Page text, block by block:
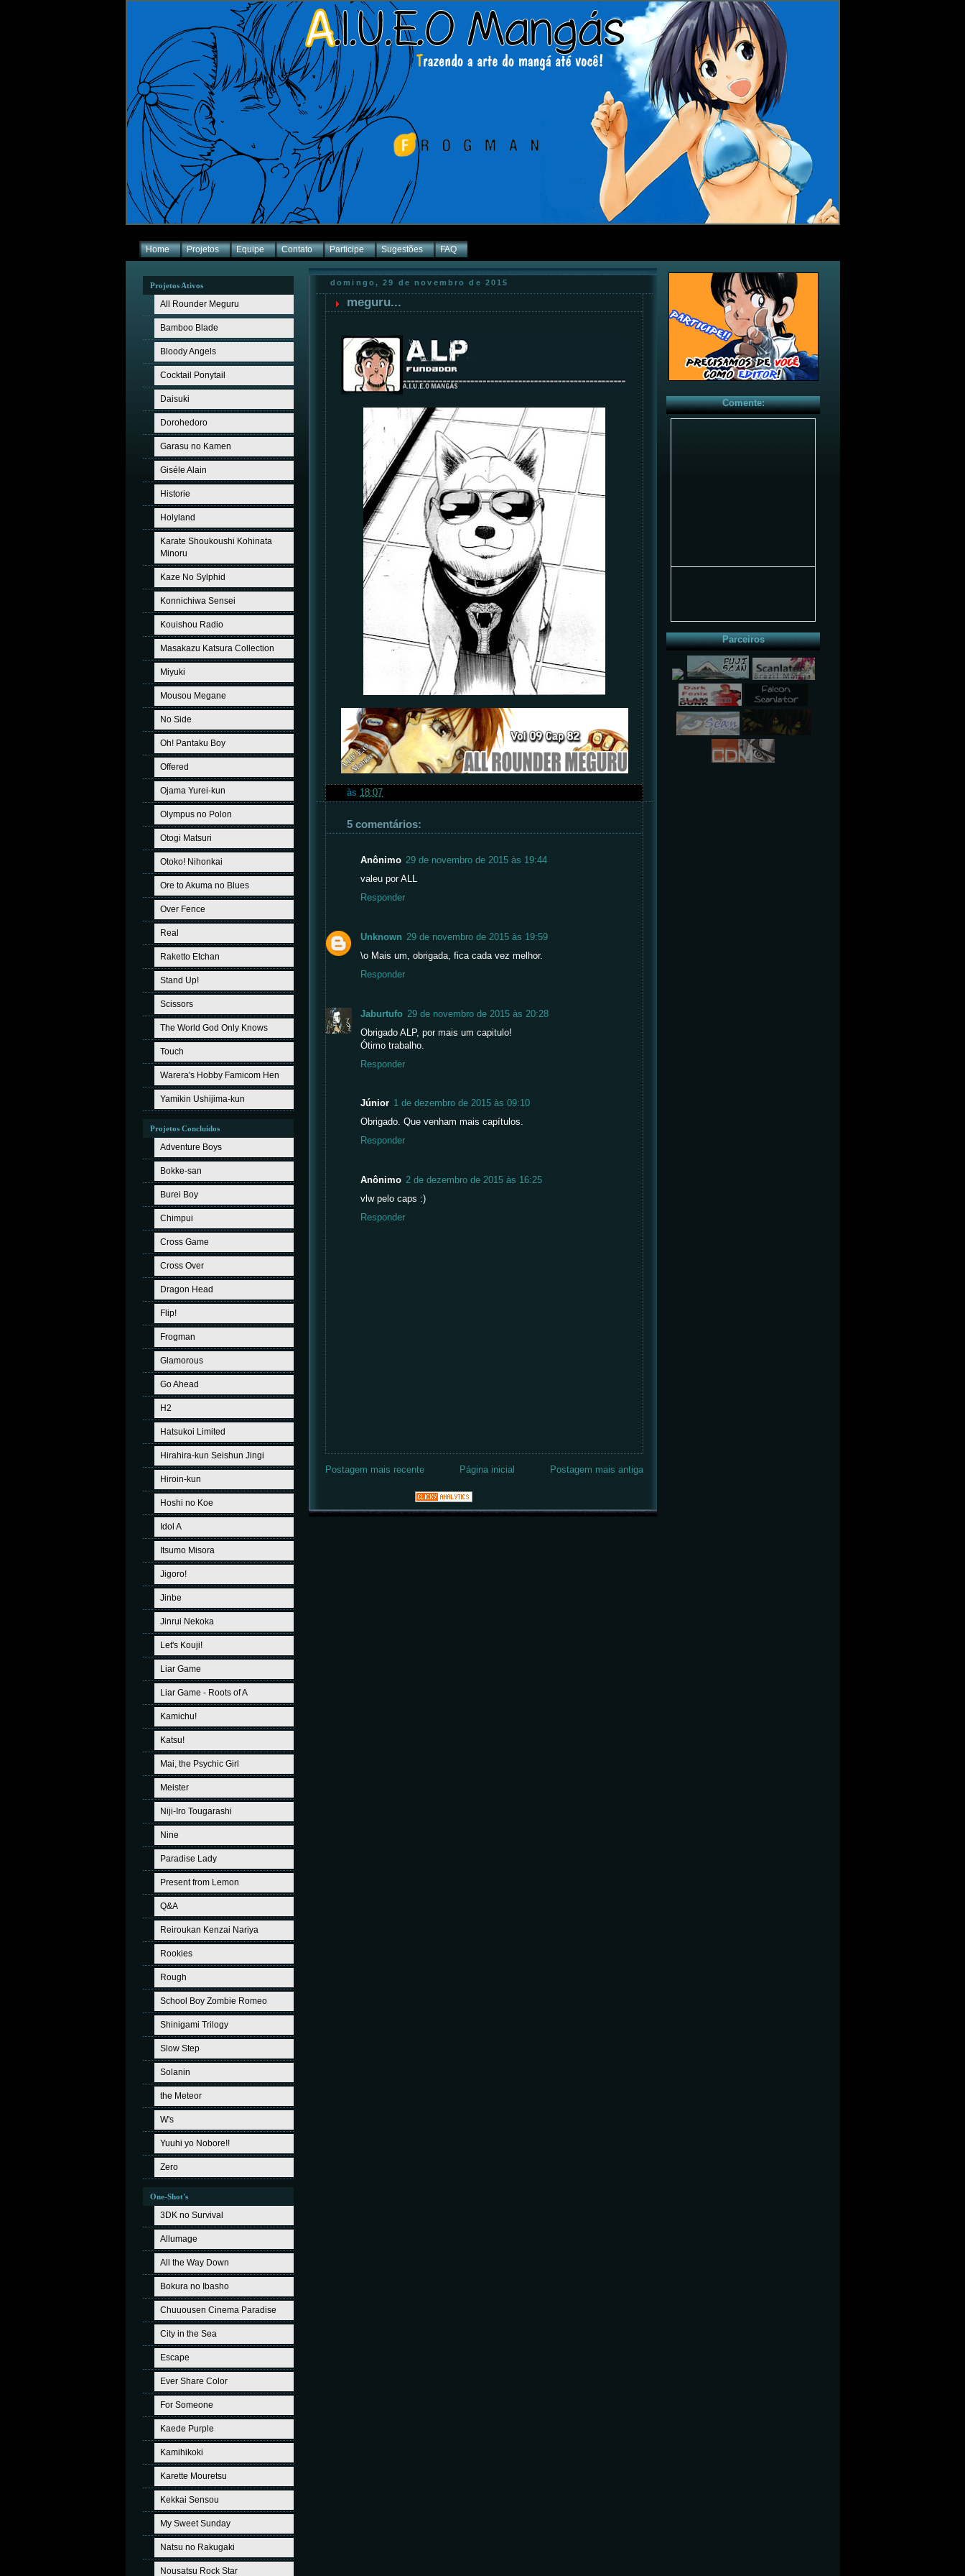
Home Projetos Equipe Contato Participe Sugestões FAQ
Projetos Ativos
All Rounder Meguru
Bamboo Blade
Bloody Angels
Cocktail Ponytail
Daisuki
Dorohedoro
Garasu no Kamen
Giséle Alain
Historie
Holyland
Karate Shoukoushi Kohinata
Minoru
Kaze No Sylphid
Konnichiwa Sensei
Kouishou Radio
Masakazu Katsura Collection
Miyuki
Mousou Megane
No Side
Oh! Pantaku Boy
Offered
Ojama Yurei-kun
Olympus no Polon
Otogi Matsuri
Otoko! Nihonkai
Ore to Akuma no Blues
Over Fence
Real
Raketto Etchan
Stand Up!
Scissors
The World God Only Knows
Touch
Warera's Hobby Famicom Hen
Yamikin Ushijima-kun
Projetos Concluídos
Adventure Boys
Bokke-san
Burei Boy
Chimpui
Cross Game
Cross Over
Dragon Head
Flip!
Frogman
Glamorous
Go Ahead
H2
Hatsukoi Limited
Hirahira-kun Seishun Jingi
Hiroin-kun
Hoshi no Koe
Idol A
Itsumo Misora
Jigoro!
Jinbe
Jinrui Nekoka
Let's Kouji!
Liar Game
Liar Game - Roots of A
Kamichu!
Katsu!
Mai, the Psychic Girl
Meister
Niji-Iro Tougarashi
Nine
Paradise Lady
Present from Lemon
Q&A
Reiroukan Kenzai Nariya
Rookies
Rough
School Boy Zombie Romeo
Shinigami Trilogy
Slow Step
Solanin
the Meteor
W's
Yuuhi yo Nobore!!
Zero
One-Shot's
3DK no Survival
Allumage
All the Way Down
Bokura no Ibasho
Chuuousen Cinema Paradise
City in the Sea
Escape
Ever Share Color
For Someone
Kaede Purple
Kamihikoki
Karette Mouretsu
Kekkai Sensou
My Sweet Sunday
Natsu no Rakugaki
Nousatsu Rock Star
domingo, 29 de novembro de 2015
meguru...
às 18:07
5 comentários:
Anônimo 29 de novembro de 2015 às 19:44
valeu por ALL
Responder
Unknown 29 de novembro de 2015 às 19:59
\o Mais um, obrigada, fica cada vez melhor.
Responder
Jaburtufo 29 de novembro de 2015 às 20:28
Obrigado ALP, por mais um capitulo!
Ótimo trabalho.
Responder
Júnior 1 de dezembro de 2015 às 09:10
Obrigado. Que venham mais capítulos.
Responder
Anônimo 2 de dezembro de 2015 às 16:25
vlw pelo caps :)
Responder
Postagem mais recente Postagem mais antiga
Página inicial
Comente:
Parceiros